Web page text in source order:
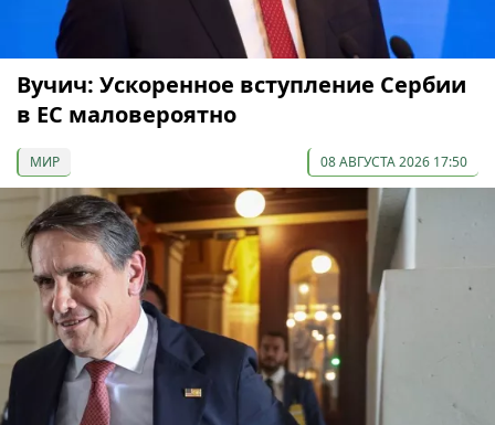
Вучич: Ускоренное вступление Сербии
в ЕС маловероятно
МИР 08 АВГУСТА 2026 17:50